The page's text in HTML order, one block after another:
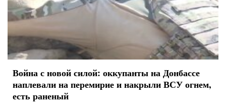
Война с новой силой: оккупанты на Донбассе
наплевали на перемирие и накрыли ВСУ огнем,
есть раненый